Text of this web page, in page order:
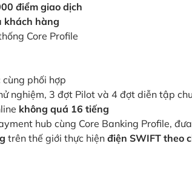
điểm giao dịch
khách hàng
Core Profile
phối hợp
nghiệm, 3 đợt Pilot và 4 đợt diễn tập
không quá 16 tiếng
hub cùng Core Banking Profile,
trên thế giới thực hiện điện SWIFT theo